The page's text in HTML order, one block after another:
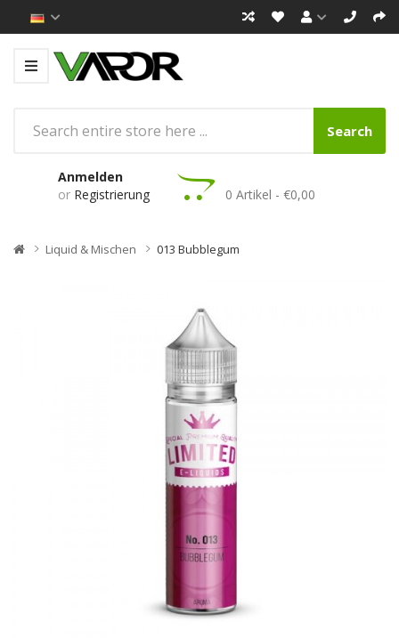
Search
Anmelden
or Registrierung 0 Artikel - €0,00
Liquid & Mischen 013 Bubblegum